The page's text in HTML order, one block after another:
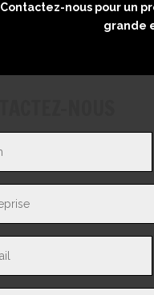
Contactez-nous pour un
grande